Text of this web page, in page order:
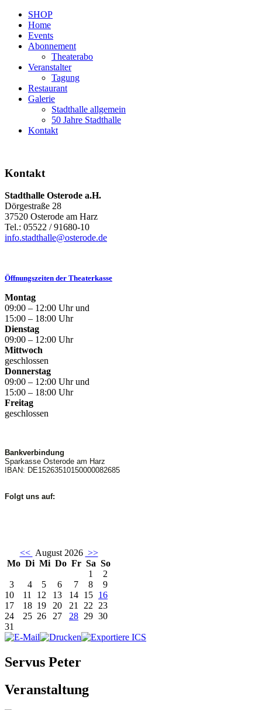
SHOP
Home
Events
Abonnement
Theaterabo
Veranstalter
Tagung
Restaurant
Galerie
Stadthalle allgemein
50 Jahre Stadthalle
Kontakt
Kontakt
Stadthalle Osterode a.H.
Dörgestraße 28
37520 Osterode am Harz
Tel.: 05522 / 91680-10
info.stadthalle@osterode.de
Öffnungszeiten der Theaterkasse
Montag
09:00 – 12:00 Uhr und
15:00 – 18:00 Uhr
Dienstag
09:00 – 12:00 Uhr
Mittwoch
geschlossen
Donnerstag
09:00 – 12:00 Uhr und
15:00 – 18:00 Uhr
Freitag
geschlossen
Bankverbindung
Sparkasse Osterode am Harz
IBAN: DE15263510150000082685
Folgt uns auf:
<< August 2026 >>
Mo Di Mi Do Fr Sa So
1
2
3
4 5 6 7 8
9
10
11 12 13 14 15 16
17
18 19 20 21 22 23
24
25 26 27 28 29 30
31
Servus Peter
Veranstaltung